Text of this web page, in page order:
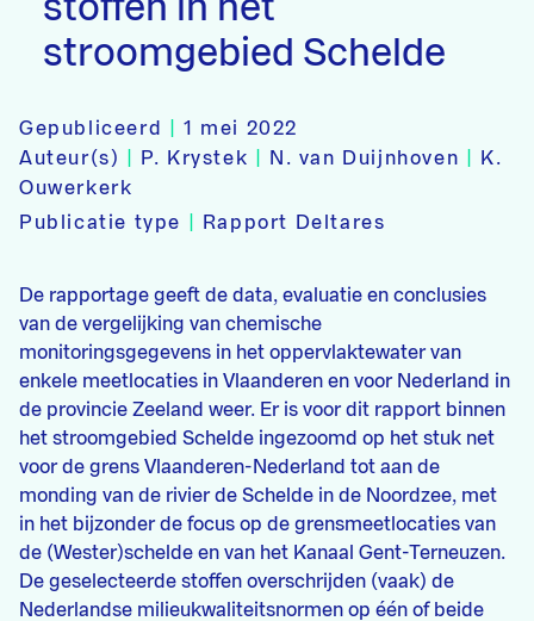
stoffen in het
stroomgebied Schelde
Gepubliceerd |1 mei 2022
Auteur(s)
P. Krystek N. van Duijnhoven
K.
Ouwerkerk
Publicatie type
Rapport Deltares
De rapportage geeft de data, evaluatie en conclusies
van de vergelijking van chemische
monitoringsgegevens in het oppervlaktewater van
enkele meetlocaties in Vlaanderen en voor Nederland in
de provincie Zeeland weer. Er is voor dit rapport binnen
het stroomgebied Schelde ingezoomd op het stuk net
voor de grens Vlaanderen-Nederland tot aan de
monding van de rivier de Schelde in de Noordzee, met
in het bijzonder de focus op de grensmeetlocaties van
de (Wester)schelde en van het Kanaal Gent-Terneuzen.
De geselecteerde stoffen overschrijden (vaak) de
Nederlandse milieukwaliteitsnormen op één of beide